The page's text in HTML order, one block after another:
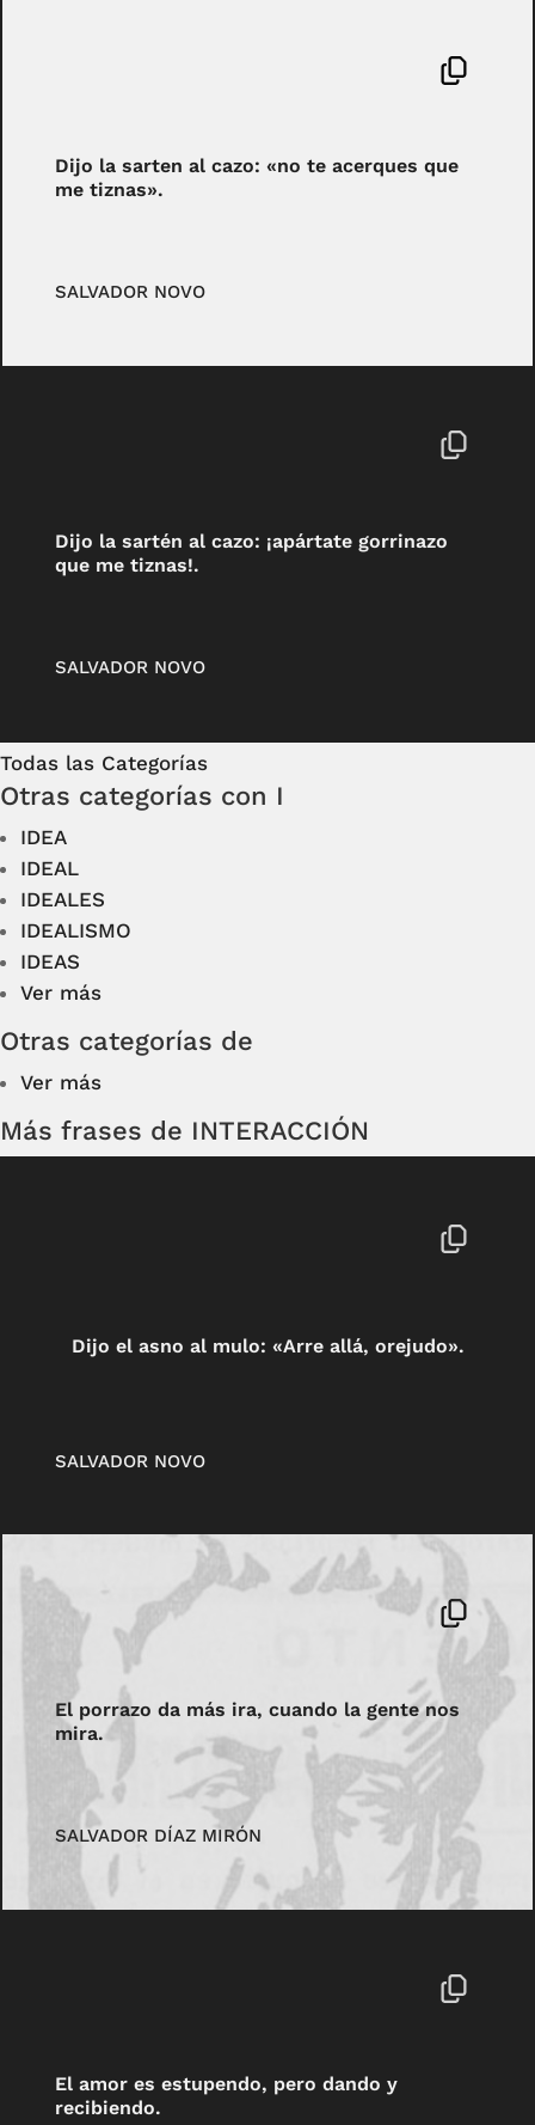
Dijo la sarten al cazo: «no te acerques que
me tiznas».
SALVADOR NOVO
Dijo la sartén al cazo: ¡apártate gorrinazo
que me tiznas!.
SALVADOR NOVO
Todas las Categorías
Otras categorías con I
IDEA
IDEAL
IDEALES
IDEALISMO
IDEAS
Ver más
Otras categorías de
Ver más
Más frases de INTERACCIÓN
Dijo el asno al mulo: «Arre allá, orejudo».
SALVADOR NOVO
El porrazo da más ira, cuando la gente nos
mira.
SALVADOR DÍAZ MIRÓN
El amor es estupendo, pero dando y
recibiendo.